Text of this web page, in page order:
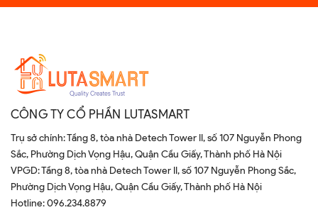
CÔNG TY CỔ PHẦN LUTASMART
Trụ sở chính: Tầng 8, tòa nhà Detech Tower II, số 107 Nguyễn Phong
Sắc, Phường Dịch Vọng Hậu, Quận Cầu Giấy, Thành phố Hà Nội
VPGD: Tầng 8, tòa nhà Detech Tower II, số 107 Nguyễn Phong Sắc,
Phường Dịch Vọng Hậu, Quận Cầu Giấy, Thành phố Hà Nội
Hotline:096.234.8879